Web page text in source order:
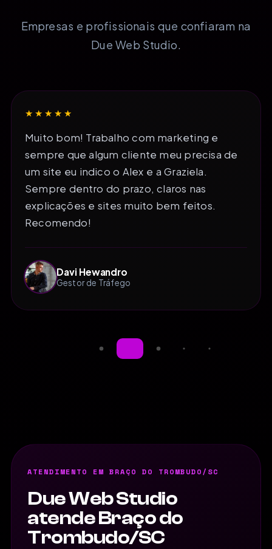
Empresas e profissionais que confiaram na
Due Web Studio.
★★★★★
Muito bom! Trabalho com marketing e
sempre que algum cliente meu precisa de
um site eu indico o Alex e a Graziela.
Sempre dentro do prazo, claros nas
explicações e sites muito bem feitos.
Recomendo!
Davi Hewandro
Gestor de Tráfego
ATENDIMENTO EM BRAÇO DO TROMBUDO/SC
Due Web Studio
atende Braço do
Trombudo/SC